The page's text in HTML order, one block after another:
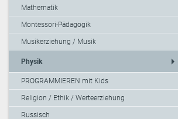
Mathematik
Montessori-Pädagogik
Musikerziehung / Musik
Physik arrow_right
PROGRAMMIEREN mit Kids
Religion / Ethik / Werteerziehung
Russisch